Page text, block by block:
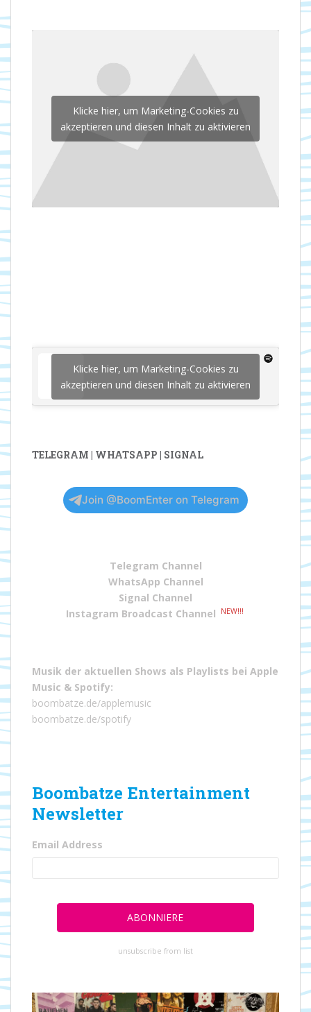
Klicke hier, um Marketing-Cookies zu
akzeptieren und diesen Inhalt zu aktivieren
Klicke hier, um Marketing-Cookies zu
akzeptieren und diesen Inhalt zu aktivieren
TELEGRAM | WHATSAPP | SIGNAL
Join @BoomEnter on Telegram
Telegram Channel
WhatsApp Channel
Signal Channel
Instagram Broadcast Channel
NEW!!!
Musik der aktuellen Shows als Playlists bei Apple
Music & Spotify:
boombatze.de/applemusic
boombatze.de/spotify
Boombatze Entertainment
Newsletter
Email Address
unsubscribe from list